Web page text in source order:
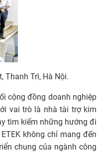
Thanh Trì, Hà Nội.
cộng đồng doanh nghiệp
vai trò là nhà tài trợ kim
tìm kiếm những hướng đi
không chỉ mang đến
chung của ngành công